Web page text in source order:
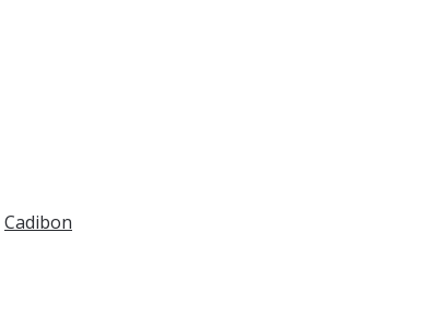
Cadibon